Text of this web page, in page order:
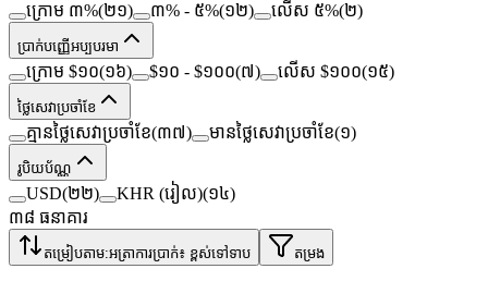
ក្រោម ៣%(២១) ៣% - ៥%(១២) លើស ៥%(២)
ប្រាក់​បញ្ញើ​អប្បបរមា
ក្រោម $១០(១៦) $១០ - $១០០(៧) លើស $១០០(១៥)
ថ្លៃសេវា​ប្រចាំខែ
គ្មាន​ថ្លៃសេវា​ប្រចាំខែ(៣៧) មាន​ថ្លៃសេវា​ប្រចាំខែ(១)
រូបិយប័ណ្ណ
USD(២២) KHR (រៀល)(១៤)
៣៨ ធនាគារ
តម្រៀបតាម:អត្រា​ការប្រាក់​៖ ខ្ពស់​ទៅ​ទាប តម្រង